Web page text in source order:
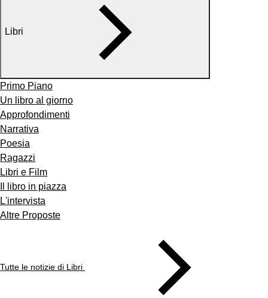
Libri
Primo Piano
Un libro al giorno
Approfondimenti
Narrativa
Poesia
Ragazzi
Libri e Film
Il libro in piazza
L'intervista
Altre Proposte
Tutte le notizie di Libri